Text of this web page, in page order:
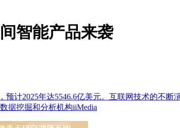
智能产品来袭
计2025年达5546.6亿美元。互联网技术的不
据挖掘和分析机构iiMedia